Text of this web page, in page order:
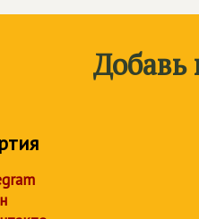
Добавь